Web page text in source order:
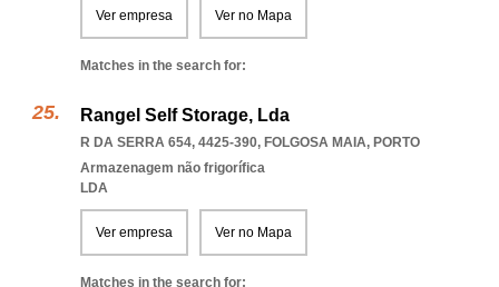
Ver empresa Ver no Mapa
Matches in the search for:
Rangel Self Storage, Lda
R DA SERRA 654, 4425-390, FOLGOSA MAIA, PORTO
Armazenagem não frigorífica
LDA
Ver empresa Ver no Mapa
Matches in the search for: